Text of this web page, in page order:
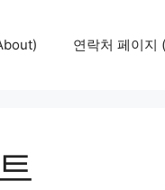
연락처 페이지